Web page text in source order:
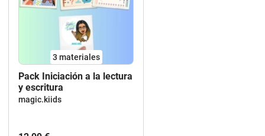
3 materiales
Pack Iniciación a la lectura
y escritura
magic.kiids